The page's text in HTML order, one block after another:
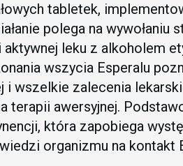
tabletek,
polega na wywołaniu
aktywnej leku z alkoholem
wszycia Esperalu
i wszelkie zalecenia
terapii awersyjnej.
która zapobiega
organizmu na kontakt